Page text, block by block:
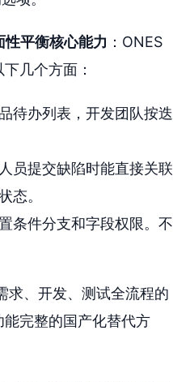
平衡核心能力 ：ONES
几个方面：
待办列表，开发团队按迭
员提交缺陷时能直接关联
态。
条件分支和字段权限。不
求、开发、测试全流程的
完整的国产化替代方